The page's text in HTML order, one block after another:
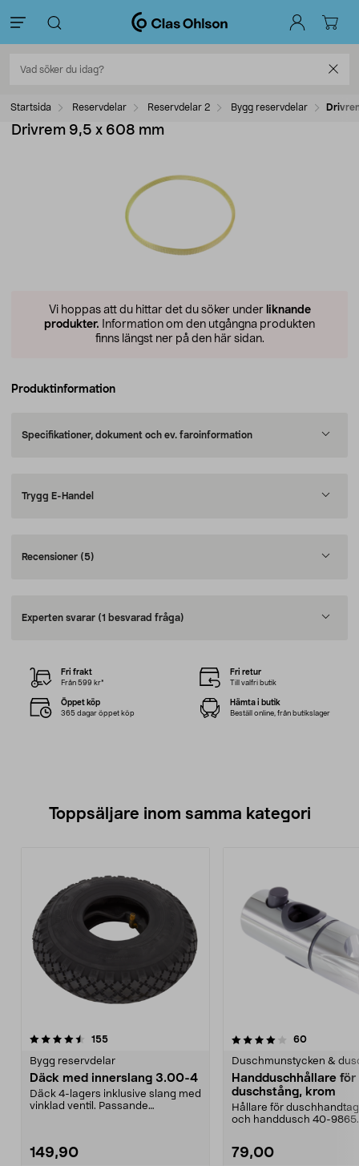
Startsida Reservdelar Reservdelar 2 Bygg reservdelar
Drivrem 9,5 x 608 mm
Vi hoppas att du hittar det du söker under liknande
produkter. Information om den utgångna produkten
finns längst ner på den här sidan.
Produktinformation
Specifikationer, dokument och ev. faroinformation
Trygg E-Handel
Recensioner (5)
Experten svarar (1 besvarad fråga)
Fri frakt
Från 599 kr*
Fri retur
Till valfri butik
Öppet köp
365 dagar öppet köp
Hämta i butik
Beställ online, från butikslager
Toppsäljare inom samma kategori
155recensioner
Bygg reservdelar
Däck med innerslang 3.00-4
Däck 4-lagers inklusive slang med
vinklad ventil. Passande
149,90
4.0 av 5 stjärnor 60
Duschmunstycken &
Handduschhållare
duschstång, krom
Hållare för
och handdusch 40-
79,00
4.0 av 5 stjärnor